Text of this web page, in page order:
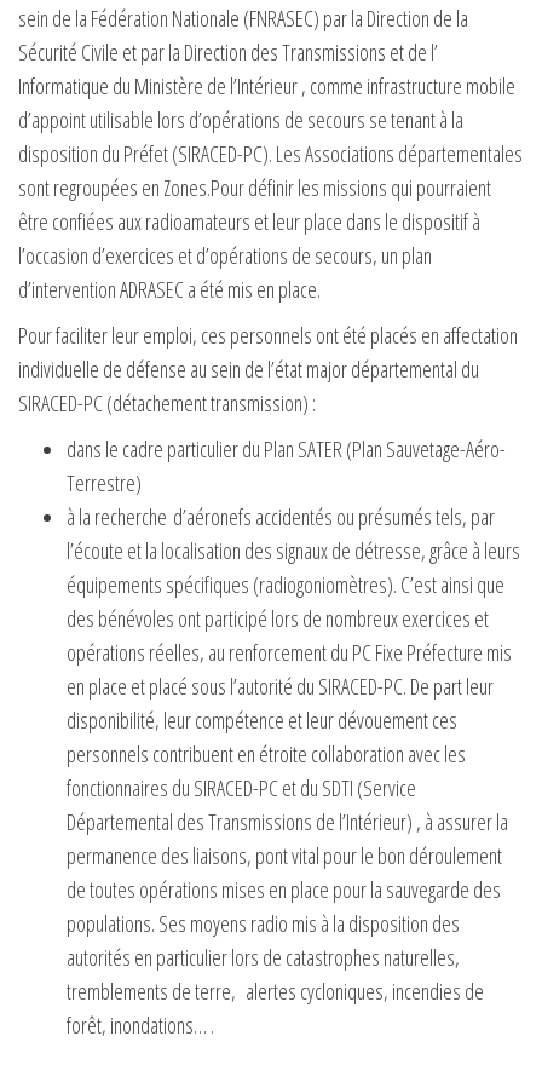
n
v
i
sein de la Fédération Nationale (FNRASEC) par la Direction de la
Sécurité Civile et par la Direction des Transmissions et de l’
Informatique du Ministère de l’Intérieur , comme infrastructure mobile
d’appoint utilisable lors d’opérations de secours se tenant à la
disposition du Préfet (SIRACED-PC). Les Associations départementales
sont regroupées en Zones.Pour définir les missions qui pourraient
être confiées aux radioamateurs et leur place dans le dispositif à
l’occasion d’exercices et d’opérations de secours, un plan
d’intervention ADRASEC a été mis en place.
Pour faciliter leur emploi, ces personnels ont été placés en affectation
individuelle de défense au sein de l’état major départemental du
SIRACED-PC (détachement transmission) :
dans le cadre particulier du Plan SATER (Plan Sauvetage-Aéro-
Terrestre)
à la recherche d’aéronefs accidentés ou présumés tels, par
l’écoute et la localisation des signaux de détresse, grâce à leurs
équipements spécifiques (radiogoniomètres). C’est ainsi que
des bénévoles ont participé lors de nombreux exercices et
opérations réelles, au renforcement du PC Fixe Préfecture mis
en place et placé sous l’autorité du SIRACED-PC. De part leur
disponibilité, leur compétence et leur dévouement ces
personnels contribuent en étroite collaboration avec les
fonctionnaires du SIRACED-PC et du SDTI (Service
Départemental des Transmissions de l’Intérieur) , à assurer la
permanence des liaisons, pont vital pour le bon déroulement
de toutes opérations mises en place pour la sauvegarde des
populations. Ses moyens radio mis à la disposition des
autorités en particulier lors de catastrophes naturelles,
tremblements de terre, alertes cycloniques, incendies de
forêt, inondations… .